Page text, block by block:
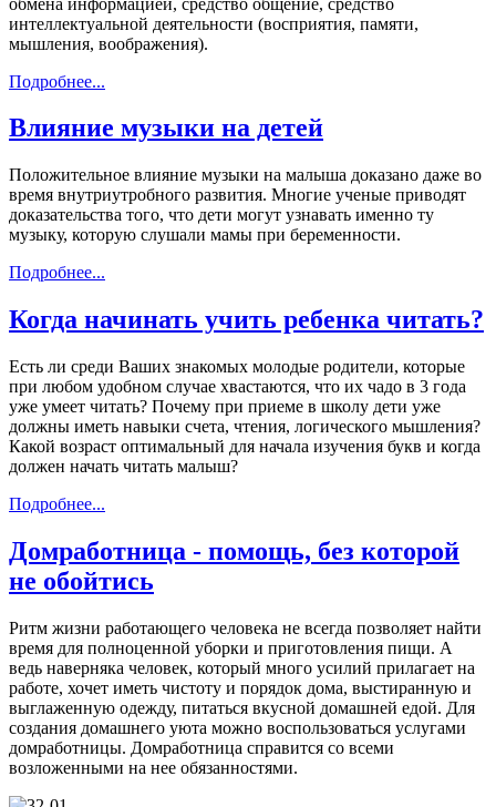
интеллектуальной деятельности (восприятия, памяти,
мышления, воображения).
Подробнее...
Влияние музыки на детей
Положительное влияние музыки на малыша доказано даже во
время внутриутробного развития. Многие ученые приводят
доказательства того, что дети могут узнавать именно ту
музыку, которую слушали мамы при беременности.
Подробнее...
Когда начинать учить ребенка читать?
Есть ли среди Ваших знакомых молодые родители, которые
при любом удобном случае хвастаются, что их чадо в 3 года
уже умеет читать? Почему при приеме в школу дети уже
должны иметь навыки счета, чтения, логического мышления?
Какой возраст оптимальный для начала изучения букв и когда
должен начать читать малыш?
Подробнее...
Домработница - помощь, без которой
не обойтись
Ритм жизни работающего человека не всегда позволяет найти
время для полноценной уборки и приготовления пищи. А
ведь наверняка человек, который много усилий прилагает на
работе, хочет иметь чистоту и порядок дома, выстиранную и
выглаженную одежду, питаться вкусной домашней едой. Для
создания домашнего уюта можно воспользоваться услугами
домработницы. Домработница справится со всеми
возложенными на нее обязанностями.